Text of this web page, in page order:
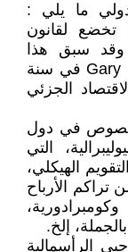
البنك الدولي ما يلي :
تخضع لقانون
وقد سبق هذا
التقرير منح الاقتصادي الأمريكي Gary Becker في سنة
الجزئي
في دول
التي
الهيكلي،
تراكم الأرباح
إلخ.
الرأسمالية